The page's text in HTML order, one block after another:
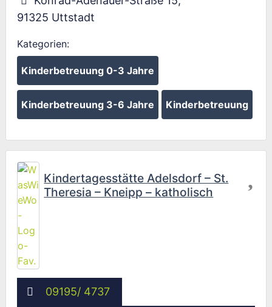
91325 Uttstadt
Kategorien:
Kinderbetreuung 0-3 Jahre
Kinderbetreuung 3-6 Jahre Kinderbetreuung
Kindertagesstätte Adelsdorf – St.
Theresia – Kneipp – katholisch
09195/ 4737